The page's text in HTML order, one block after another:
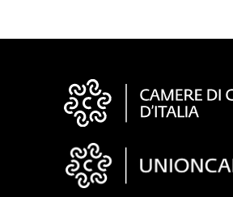
Informazioni
"Fattura